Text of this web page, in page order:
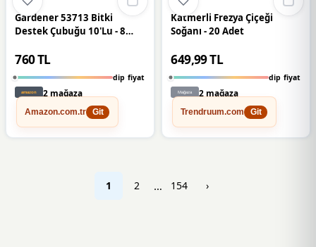
Gardener 53713 Bitki
Destek Çubuğu 10'Lu - 8
760 TL
dip fiyat
2 mağaza
Amazon.com.tr Git
Katmerli Frezya Çiçeği
Soğanı - 20 Adet
649,99 TL
dip fiyat
2 mağaza
Trendruum.com Git
1 2 … 154 ›